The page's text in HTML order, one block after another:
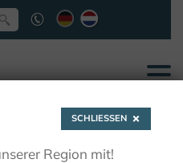
SCHLIESSEN
Region mit!